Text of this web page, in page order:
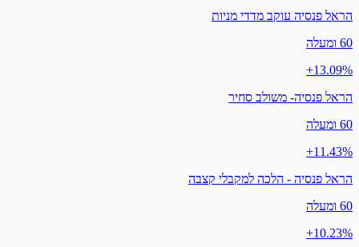
הראל פנסיה עוקב מדדי מניות
60 ומעלה
‎+13.09%
הראל פנסיה- משולב סחיר
60 ומעלה
‎+11.43%
הראל פנסיה - הלכה למקבלי קצבה
60 ומעלה
‎+10.23%